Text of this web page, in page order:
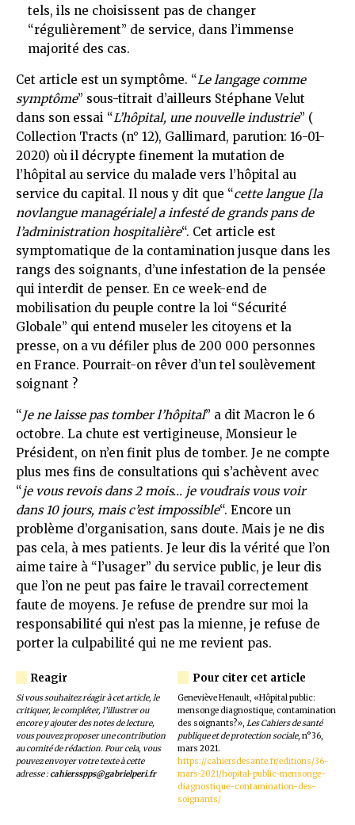
tels, ils ne choisissent pas de changer
“régulièrement” de service, dans l’immense
majorité des cas.
Cet article est un symptôme. “Le langage comme
symptôme” sous-titrait d’ailleurs Stéphane Velut
dans son essai “L’hôpital, une nouvelle industrie” (
Collection Tracts (n° 12), Gallimard, parution: 16-01-
2020) où il décrypte finement la mutation de
l’hôpital au service du malade vers l’hôpital au
service du capital. Il nous y dit que “cette langue [la
novlangue managériale] a infesté de grands pans de
l’administration hospitalière“. Cet article est
symptomatique de la contamination jusque dans les
rangs des soignants, d’une infestation de la pensée
qui interdit de penser. En ce week-end de
mobilisation du peuple contre la loi “Sécurité
Globale” qui entend museler les citoyens et la
presse, on a vu défiler plus de 200 000 personnes
en France. Pourrait-on rêver d’un tel soulèvement
soignant ?
“Je ne laisse pas tomber l’hôpital” a dit Macron le 6
octobre. La chute est vertigineuse, Monsieur le
Président, on n’en finit plus de tomber. Je ne compte
plus mes fins de consultations qui s’achèvent avec
“je vous revois dans 2 mois… je voudrais vous voir
dans 10 jours, mais c’est impossible“. Encore un
problème d’organisation, sans doute. Mais je ne dis
pas cela, à mes patients. Je leur dis la vérité que l’on
aime taire à “l’usager” du service public, je leur dis
que l’on ne peut pas faire le travail correctement
faute de moyens. Je refuse de prendre sur moi la
responsabilité qui n’est pas la mienne, je refuse de
porter la culpabilité qui ne me revient pas.
Si vous souhaitez réagir à cet article, le
critiquer, le compléter, l’illustrer ou
encore y ajouter des notes de lecture,
vous pouvez proposer une contribution
au comité de rédaction. Pour cela, vous
pouvez envoyer votre texte à cette
adresse :cahiersspps@gabrielperi.fr
Geneviève Henault, «Hôpital public:
mensonge diagnostique, contamination
des soignants?», Les Cahiers de santé
publique et de protection sociale, n°36,
mars 2021.
https://cahiersdesante.fr/editions/36-
mars-2021/hopital-public-mensonge-
diagnostique-contamination-des-
soignants/